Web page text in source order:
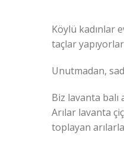
Köylü kadınlar
taçlar
Unutmadan,
Biz lavanta balı
Arılar lavanta
toplayan